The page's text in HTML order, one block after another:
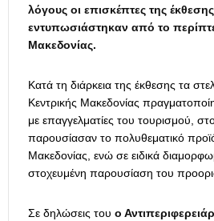
λόγους οι επισκέπτες της
εντυπωσιάστηκαν από το
Μακεδονίας.
Κατά τη διάρκεια της έκθεσης τα
Κεντρικής Μακεδονίας
με επαγγελματίες του τουρισμού,
παρουσίασαν το πολυθεματικό
Μακεδονίας, ενώ σε ειδικά
στοχευμένη παρουσίαση του
Σε δηλώσεις του ο